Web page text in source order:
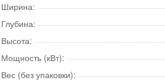
Ширина:
Глубина:
Высота:
Мощность (кВт):
Вес (без упаковки):